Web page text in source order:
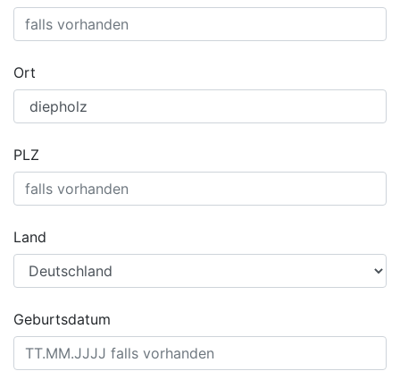
Ort
PLZ
Land
Geburtsdatum